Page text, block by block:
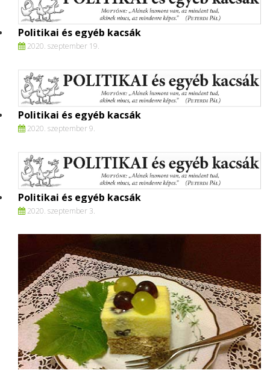
Politikai és egyéb kacsák
2020. szeptember 19.
Politikai és egyéb kacsák
2020. szeptember 9.
Politikai és egyéb kacsák
2020. szeptember 3.